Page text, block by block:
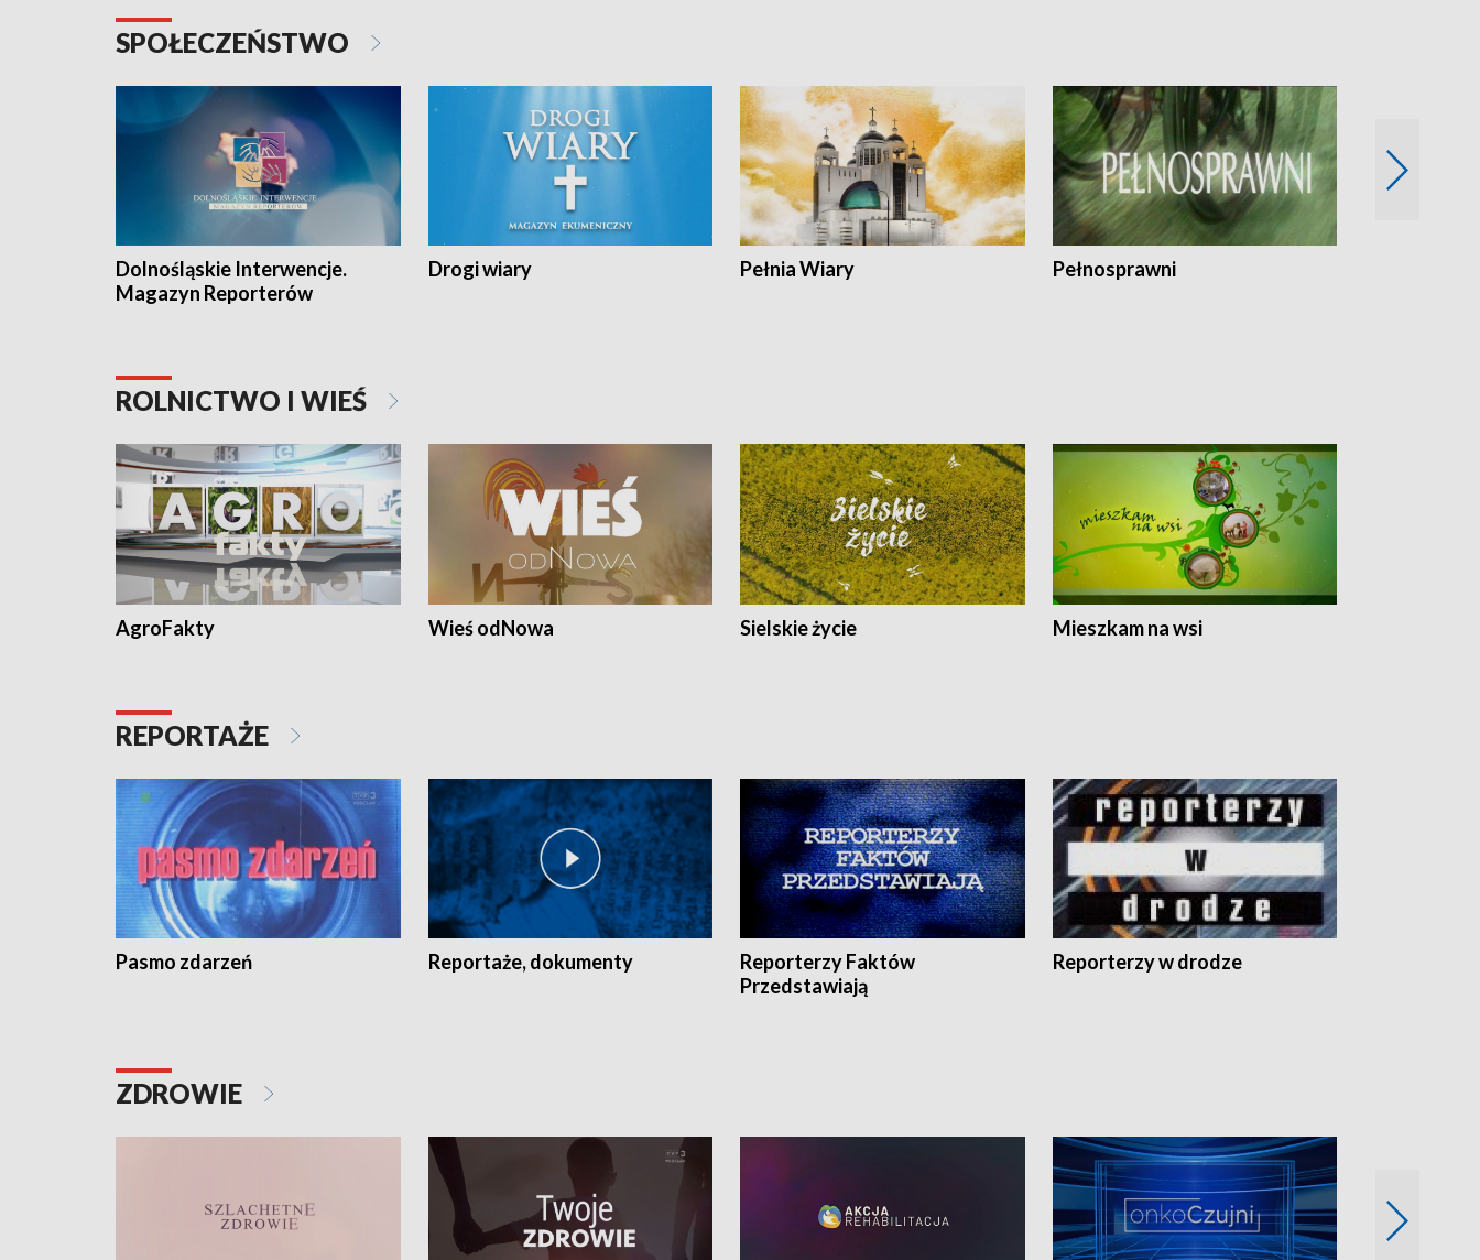
SPOŁECZEŃSTWO
Dolnośląskie Interwencje.
Magazyn Reporterów
Drogi wiary Pełnia Wiary Pełnosprawni
ROLNICTWO I WIEŚ
AgroFakty Wieś odNowa Sielskie życie Mieszkam na wsi
REPORTAŻE
Pasmo zdarzeń Reportaże, dokumenty
Reporterzy Faktów
Przedstawiają
Reporterzy w drodze
ZDROWIE